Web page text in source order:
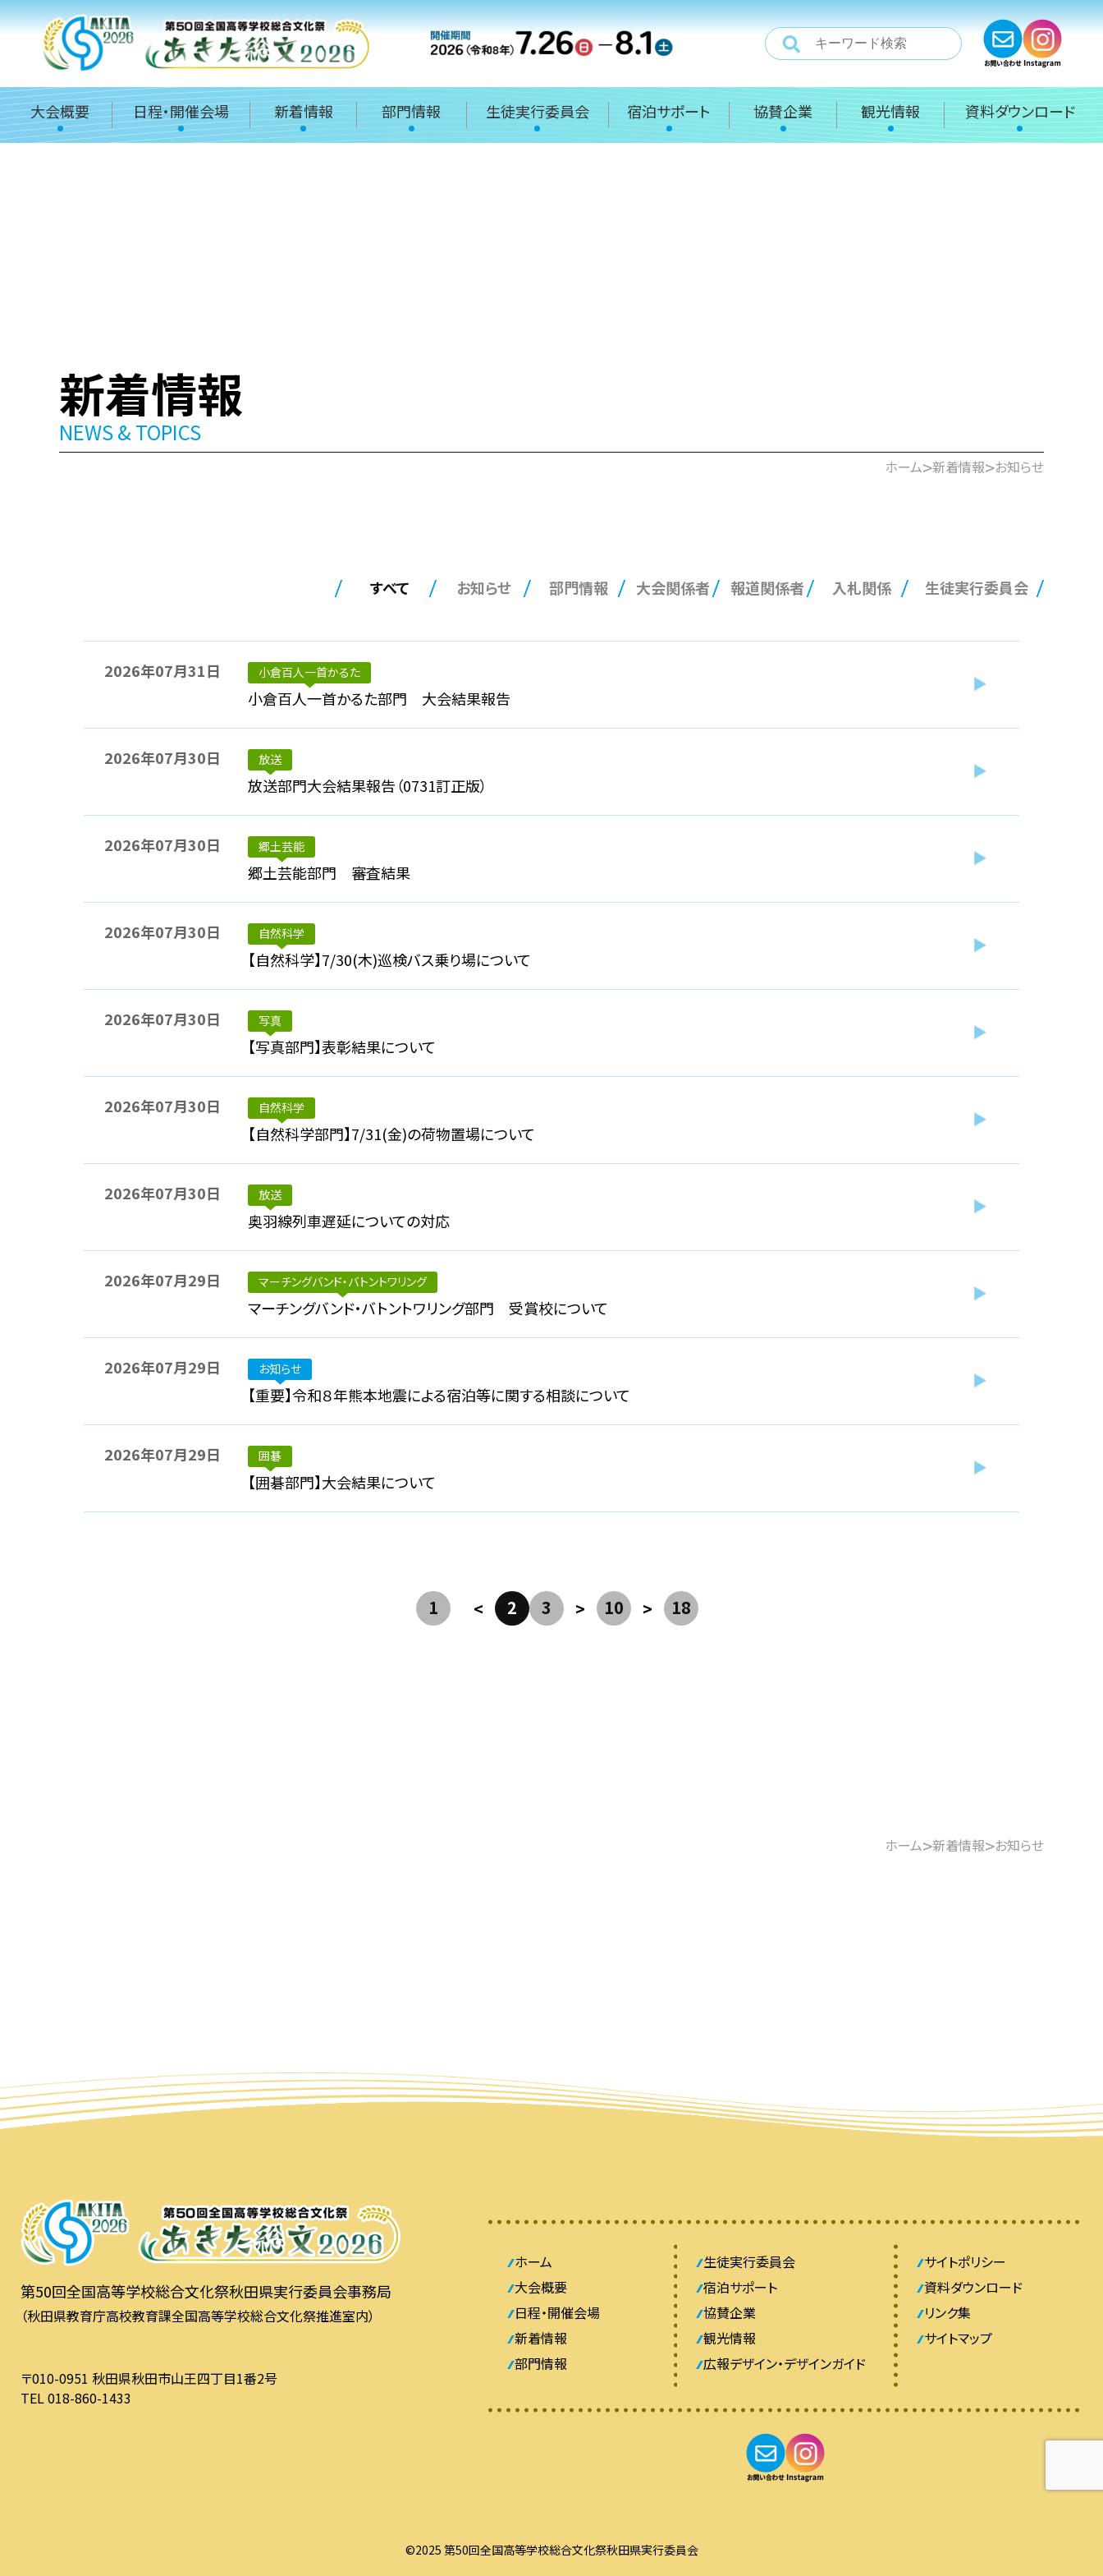
大会概要 日程・開催会場 新着情報 部門情報 生徒実行委員会 宿泊サポート 協賛企業 観光情報 資料ダウンロード
ホーム>新着情報>お知らせ
ホーム>新着情報>お知らせ
新着情報
NEWS & TOPICS
すべて お知らせ 部門情報 大会関係者 報道関係者 入札関係 生徒実行委員会
2026年07月31日 小倉百人一首かるた
小倉百人一首かるた部門 大会結果報告
2026年07月30日 放送
放送部門大会結果報告（0731訂正版）
2026年07月30日 郷土芸能
郷土芸能部門 審査結果
2026年07月30日 自然科学
【自然科学】7/30(木)巡検バス乗り場について
2026年07月30日 写真
【写真部門】表彰結果について
2026年07月30日 自然科学
【自然科学部門】7/31(金)の荷物置場について
2026年07月30日 放送
奥羽線列車遅延についての対応
2026年07月29日 マーチングバンド・バトントワリング
マーチングバンド・バトントワリング部門 受賞校について
2026年07月29日 お知らせ
【重要】令和８年熊本地震による宿泊等に関する相談について
2026年07月29日 囲碁
【囲碁部門】大会結果について
1 < 2 3 > 10 > 18
第50回全国高等学校総合文化祭秋田県実行委員会事務局
（秋田県教育庁高校教育課全国高等学校総合文化祭推進室内）
〒010-0951 秋田県秋田市山王四丁目1番2号
TEL 018-860-1433
ホーム
大会概要
日程・開催会場
新着情報
部門情報
生徒実行委員会
宿泊サポート
協賛企業
観光情報
広報デザイン・デザインガイド
サイトポリシー
資料ダウンロード
リンク集
サイトマップ
©2025 第50回全国高等学校総合文化祭秋田県実行委員会